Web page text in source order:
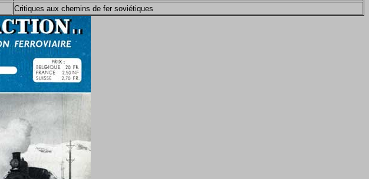
Critiques aux chemins de fer soviétiques